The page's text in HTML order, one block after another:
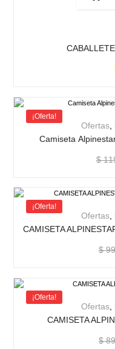
¡Oferta!
Ofertas
$
¡Oferta!
Ofertas,
$
¡Oferta!
Ofertas
CAMISETA
$